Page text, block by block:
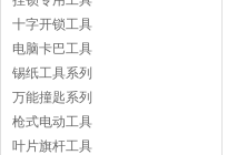
十字开锁工具
电脑卡巴工具
锡纸工具系列
万能撞匙系列
枪式电动工具
叶片旗杆工具